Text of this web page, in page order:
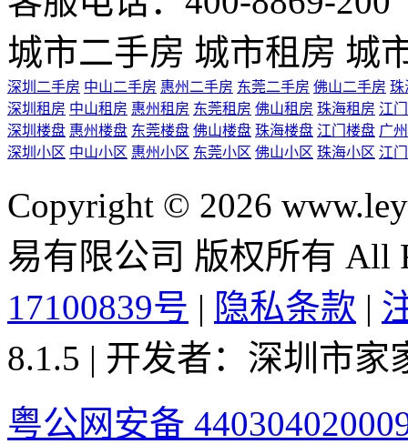
城市二手房 城市租房 城
深圳二手房 中山二手房 惠州二手房 东莞二手房 佛山二手房 珠
深圳租房 中山租房 惠州租房 东莞租房 佛山租房 珠海租房 江
深圳楼盘 惠州楼盘 东莞楼盘 佛山楼盘 珠海楼盘 江门楼盘 广
深圳小区 中山小区 惠州小区 东莞小区 佛山小区 珠海小区 江
Copyright © 2026
易有限公司 版权所有 All
17100839号 | 隐私条款 |
8.1.5 | 开发者：深圳市
粤公网安备